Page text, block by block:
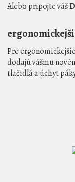
Alebo pripojte váš
Pre
dodajú vášmu
tlačidlá a úchyt